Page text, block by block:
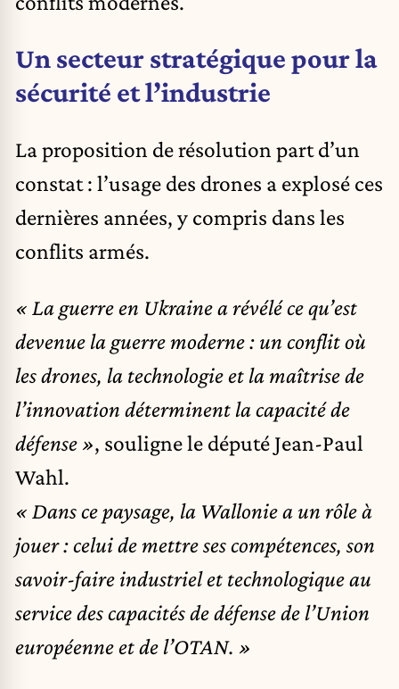
Un secteur stratégique pour la
sécurité et l’industrie
La proposition de résolution part d’un
constat : l’usage des drones a explosé ces
dernières années, y compris dans les
conflits armés.
« La guerre en Ukraine a révélé ce qu’est
devenue la guerre moderne : un conflit où
les drones, la technologie et la maîtrise de
l’innovation déterminent la capacité de
défense », souligne le député Jean-Paul
Wahl.
« Dans ce paysage, la Wallonie a un rôle à
jouer : celui de mettre ses compétences, son
savoir-faire industriel et technologique au
service des capacités de défense de l’Union
européenne et de l’OTAN. »